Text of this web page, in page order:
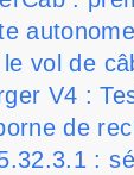
vol de
V4 :
de
: